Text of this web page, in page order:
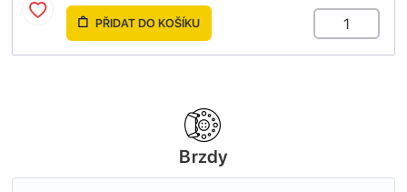
PŘIDAT DO KOŠÍKU
Brzdy